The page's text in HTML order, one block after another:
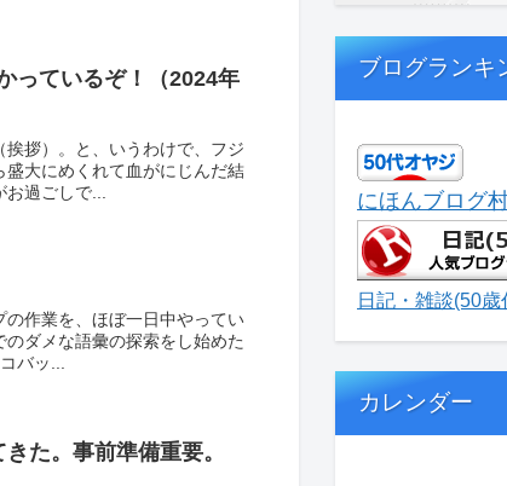
っているぞ！（2024年
拶）。と、いうわけで、フジ
大にめくれて血がにじんだ結
過ごしで...
作業を、ほぼ一日中やってい
ダメな語彙の探索をし始めた
バッ...
た。事前準備重要。
ブログランキ
にほんブログ
日記・雑談(50
カレンダー